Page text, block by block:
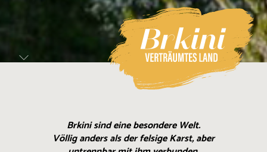
Brkini sind eine besondere Welt.
Völlig anders als der felsige Karst, aber